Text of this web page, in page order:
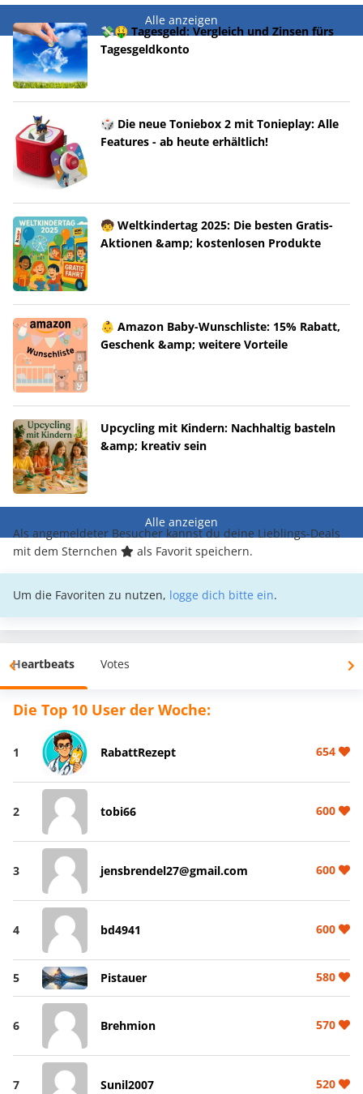
Alle anzeigen
💸🤑 Tagesgeld: Vergleich und Zinsen fürs
Tagesgeldkonto
🎲 Die neue Toniebox 2 mit Tonieplay: Alle
Features - ab heute erhältlich!
🧒 Weltkindertag 2025: Die besten Gratis-
Aktionen &amp; kostenlosen Produkte
👶 Amazon Baby-Wunschliste: 15% Rabatt,
Geschenk &amp; weitere Vorteile
Upcycling mit Kindern: Nachhaltig basteln
&amp; kreativ sein
Alle anzeigen
Als angemeldeter Besucher kannst du deine Lieblings-Deals
mit dem Sternchen
als Favorit speichern.
Um die Favoriten zu nutzen, logge dich bitte ein.
Heartbeats Votes
Die Top 10 User der Woche:
1 RabattRezept 654
2 tobi66 600
3 jensbrendel27@gmail.com 600
4 bd4941 600
5 Pistauer 580
6 Brehmion 570
7 Sunil2007 520